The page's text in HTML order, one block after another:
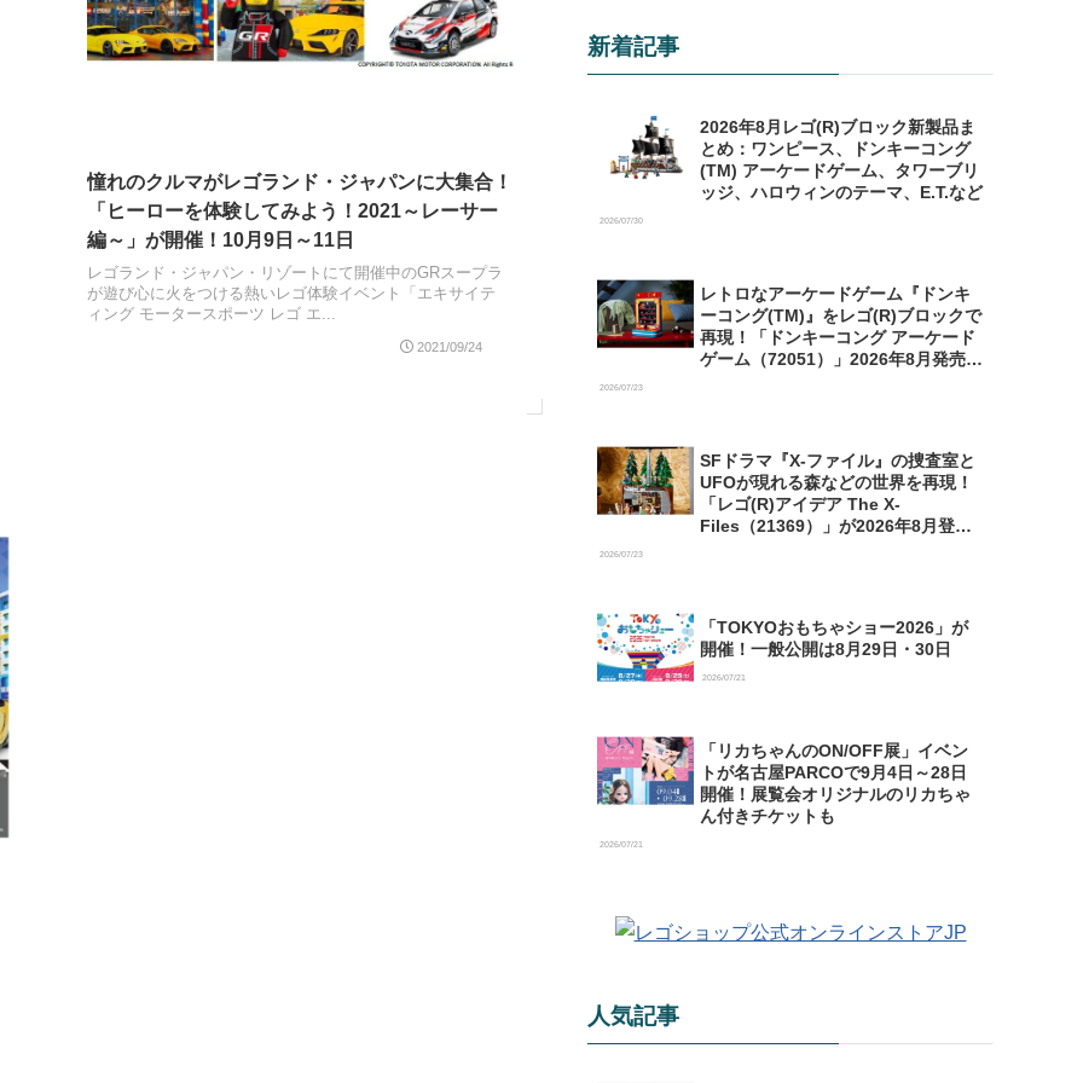
憧れのクルマがレゴランド・ジャパンに大集合！
「ヒーローを体験してみよう！2021～レーサー
編～」が開催！10月9日～11日
レゴランド・ジャパン・リゾートにて開催中のGRスープラ
が遊び心に火をつける熱いレゴ体験イベント「エキサイテ
ィング モータースポーツ レゴ エ...
2021/09/24
新着記事
2026年8月レゴ(R)ブロック新製品ま
とめ：ワンピース、ドンキーコング
(TM) アーケードゲーム、タワーブリ
ッジ、ハロウィンのテーマ、E.T.など
2026/07/30
レトロなアーケードゲーム『ドンキ
ーコング(TM)』をレゴ(R)ブロックで
再現！「ドンキーコング アーケード
ゲーム（72051）」2026年8月発売
2026/07/23
SFドラマ『X-ファイル』の捜査室と
UFOが現れる森などの世界を再現！
「レゴ(R)アイデア The X-
Files（21369）」が2026年8月登場
2026/07/23
「TOKYOおもちゃショー2026」が
開催！一般公開は8月29日・30日
2026/07/21
「リカちゃんのON/OFF展」イベン
トが名古屋PARCOで9月4日～28日
開催！展覧会オリジナルのリカちゃ
ん付きチケットも
2026/07/21
人気記事